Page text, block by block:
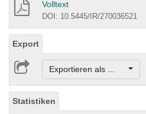
Volltext
DOI: 10.5445/IR/270036521
Export
Exportieren als ...
Statistiken